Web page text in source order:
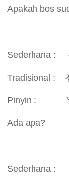
Apakah bos
Sederhana :
Tradisional :
Pinyin :
Ada apa?
Sederhana :